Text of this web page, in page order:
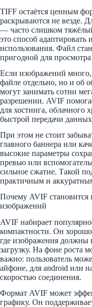
TIFF остаётся ценным
раскрываются не везде.
— часто слишком
это способ
использования. Файл
пригодной для просмотра
Если изображений
файле отдельно, но и об
могут занимать сотни
разрешении. AVIF
для хостинга, облачного
быстрой передачи
При этом не стоит
главного баннера или
высокие параметры
превью или
сильное сжатие. Такой
практичным и
Почему AVIF
изображений
AVIF набирает
компактности. Он
где изображения должны
загрузку. На фоне роста
важно: пользователь
айфоне, для android или
скоростью соединения.
Формат AVIF может
графику. Он